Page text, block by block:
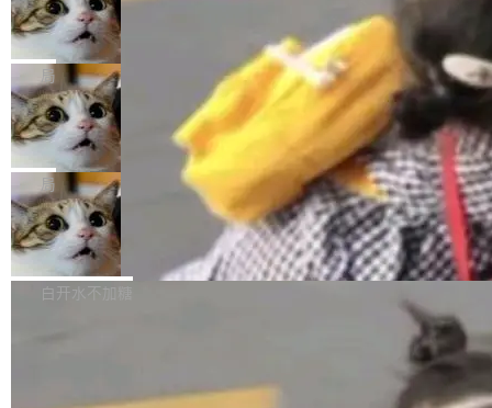
字，留下了这份纪念。 雷霄骅曾是中国传媒大学
数字电视技术方向的博士生，长期从事视频、音
频技...
务，最终却产生了 180 万美元的账单，实际支出
超出原定预算 860%。 更令人意外的是，该项目
最终并未成功落地，而高额算力消耗持续运行长
达 5 个月，公司直到财务对账时才察觉异常。这
意味着一个无人看管的 AI 程序，在近半年时间
里日夜不停地"烧钱"。 复盘显示，...
且按目前的速度，中国 AI 工具预计在今年底或
2027 年就能追上美国前沿实验室的水平。 Dela
ngue 把原因归结为一件事：开放协作。中国的
AI 开发者在一个共享和协作的生态里加速迭代，
而美国模型厂商在"闭门造车"。他的原话是 "buil
ding in silos"——各自为战，互不通气。 这个判
断从他嘴里说出来分量不同。Hugging Face 是
全球最大的开源 AI 平台，上面跑着上百万个模
型。谁在开源赛道上领先，...
当 AI agent 把源码变成了最好的扩展系
统，开发者工具必须开源
五年前，David Crawshaw 问过很多软件工程师
一个问题：你写过什么给自己用的程序？答案几
乎都是没有。工程师们整天用别人写的程序写程
序给别人用。偶尔有人自己写个博客系统、智能
家居控制、家庭实验室，都算稀奇事。 Crawsh
aw 是 Shelley 的作者，一个开源 AI coding age
nt。他最近在博客上写了一篇文章，核心论点很
简单：开发者工具必须开源。 理由不是传统的自
由软件情怀，而是一个跟 AI agent 直接相关的
技术判断。 两行 prompt 就能个性化任何软件 C
局
DeepSeek Harness 宣布内测邀请，全
网最大规模开源 Agent 路演现场诞生
一条内测招募帖，发出去的时候大概没人想到它
会变成一场开源 Agent 生态的路演。 8月1日，
DeepSeek Harness 团队负责人崔添翼（tiany
i）在 X 上发帖： 「如果你是 Agent Harness 相
关开源项目的开发者，希望参加 DeepSeek Har
ness 的内测，可以回复或私信联系我。请附上
Harness 负责把能力落到真实环境中——调用工
局
商汤 SenseNova U1.5-Lite-Preview
开源
商汤科技宣布面向社区开源轻量级统一多模态模
型的预览版本 SenseNova U1.5-Lite-Preview。
理解、推理、生成与编辑，还仅以 8B-MoT 的轻
白开水不加糖